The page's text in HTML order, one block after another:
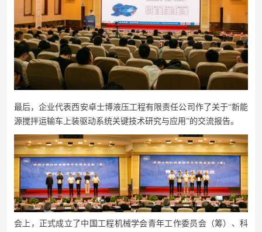
最后，企业代表西安卓士博液压工程有限责任公司作了关于“新能
源搅拌运输车上装驱动系统关键技术研究与应用”的交流报告。
会上，正式成立了中国工程机械学会青年工作委员会（筹）、科